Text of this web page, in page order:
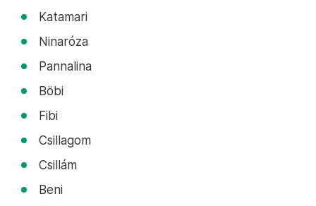
Katamari
Ninaróza
Pannalina
Böbi
Fibi
Csillagom
Csillám
Beni